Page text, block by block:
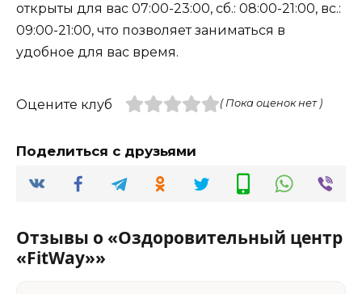
открыты для вас 07:00-23:00, сб.: 08:00-21:00, вс.:
09:00-21:00, что позволяет заниматься в
удобное для вас время.
Оцените клуб ( Пока оценок нет )
Поделиться с друзьями
Отзывы о «Оздоровительный центр
«FitWay»»